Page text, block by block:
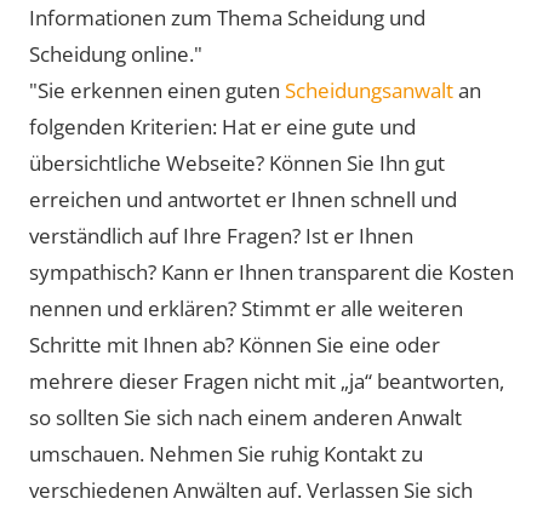
Informationen zum Thema Scheidung und
Scheidung online."
"Sie erkennen einen guten Scheidungsanwaltan
folgenden Kriterien: Hat er eine gute und
übersichtliche Webseite? Können Sie Ihn gut
erreichen und antwortet er Ihnen schnell und
verständlich auf Ihre Fragen? Ist er Ihnen
sympathisch? Kann er Ihnen transparent die Kosten
nennen und erklären? Stimmt er alle weiteren
Schritte mit Ihnen ab? Können Sie eine oder
mehrere dieser Fragen nicht mit „ja“ beantworten,
so sollten Sie sich nach einem anderen Anwalt
umschauen. Nehmen Sie ruhig Kontakt zu
verschiedenen Anwälten auf. Verlassen Sie sich